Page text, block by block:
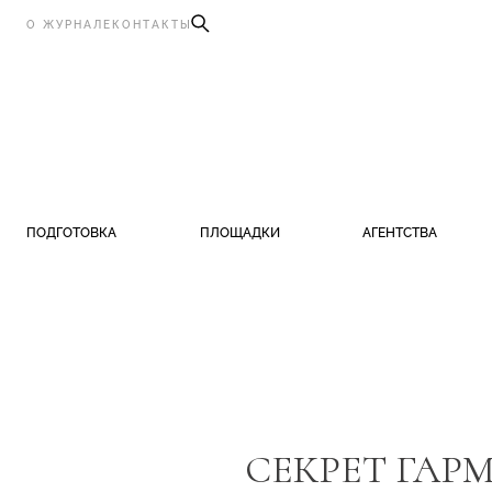
О ЖУРНАЛЕ КОНТАКТЫ
ПОДГОТОВКА ПЛОЩАДКИ АГЕНТСТВА
СЕКРЕТ